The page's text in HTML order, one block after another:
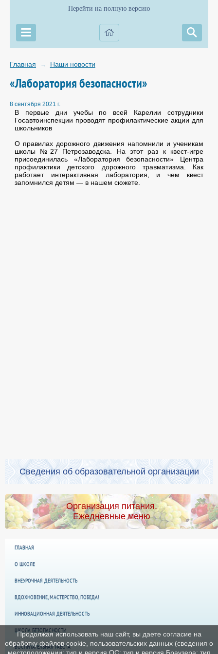
Перейти на полную версию
Главная → Наши новости
«Лаборатория безопасности»
8 сентября 2021 г.
В первые дни учебы по всей Карелии сотрудники
Госавтоинспекции проводят профилактические акции для
школьников
О правилах дорожного движения напомнили и ученикам
школы №27 Петрозаводска. На этот раз к квест-игре
присоединилась «Лаборатория безопасности» Центра
профилактики детского дорожного травматизма. Как
работает интерактивная лаборатория, и чем квест
запомнился детям — в нашем сюжете.
Сведения об образовательной организации
Организация питания.
Ежедневные меню
ГЛАВНАЯ
О ШКОЛЕ
ВНЕУРОЧНАЯ ДЕЯТЕЛЬНОСТЬ
ВДОХНОВЕНИЕ, МАСТЕРСТВО, ПОБЕДА!
ИННОВАЦИОННАЯ ДЕЯТЕЛЬНОСТЬ
ШКОЛА БЕЗОПАСНОСТИ
ВОСПИТАТЕЛЬНАЯ РАБОТА
Продолжая использовать наш сайт, вы даете согласие на
обработку файлов cookie, пользовательских данных (сведения о